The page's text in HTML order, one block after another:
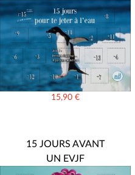
15,90€
15 JOURS AVANT
UN EVJF